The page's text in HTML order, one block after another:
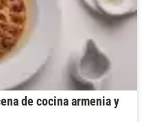
de cocina armenia y